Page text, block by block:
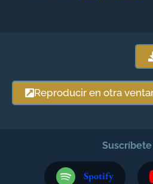
Reproducir en otra
Spotify